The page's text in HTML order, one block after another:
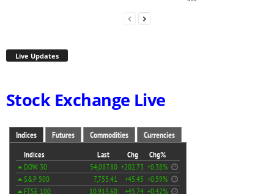
Live Updates
Stock Exchange Live